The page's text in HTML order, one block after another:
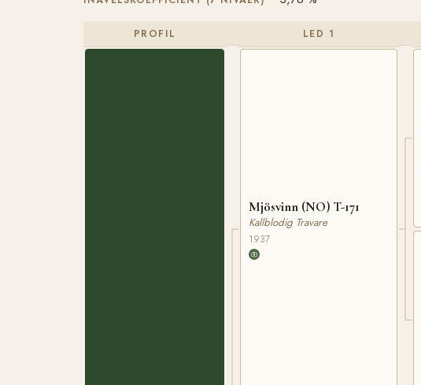
PROFIL LED 1
Mjösvinn (NO) T-171
Kallblodig Travare
1937